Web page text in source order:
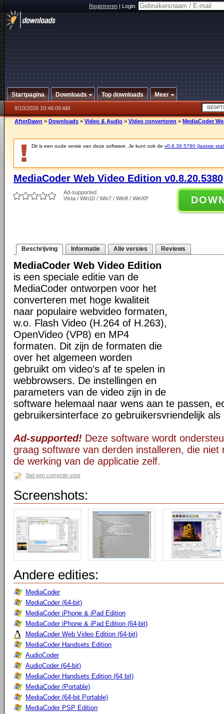
Registreren|Login:
Startpagina Downloads Top downloads Meer
8/10/2026 10:46:09 AM
AfterDawn > Downloads > Video & Audio > Video converteren > MediaCoder
Dit is een oude versie van deze software. Je kunt ook de v0.8.39.5790 (laatste
MediaCoder Web Video Edition v0.8.20.5380
Ad-supported
Vista / Win10 / Win7 / Win8 / WinXP
Beschrijving Informatie Alle versies Reviews
MediaCoder Web Video Edition
is een speciale editie van de
MediaCoder ontworpen voor het
converteren met hoge kwaliteit
naar populaire webvideo formaten,
w.o. Flash Video (H.264 of H.263),
OpenVideo (VP8) en MP4
formaten. Dit zijn de formaten die
over het algemeen worden
gebruikt om video's af te spelen in
webbrowsers. De instellingen en
parameters van de video zijn in de
software helemaal naar wens aan te passen,
gebruikersinterface zo gebruikersvriendelijk
Ad-supported! Deze software wordt
graag software van derden installeren, die niet
de werking van de applicatie zelf.
Stel een correctie voor
Screenshots:
Andere edities:
MediaCoder
MediaCoder (64-bit)
MediaCoder iPhone & iPad Edition
MediaCoder iPhone & iPad Edition (64-bit)
MediaCoder Web Video Edition (64-bit)
MediaCoder Handsets Edition
AudioCoder
AudioCoder (64-bit)
MediaCoder Handsets Edition (64 bit)
MediaCoder (Portable)
MediaCoder (64-bit Portable)
MediaCoder PSP Edition